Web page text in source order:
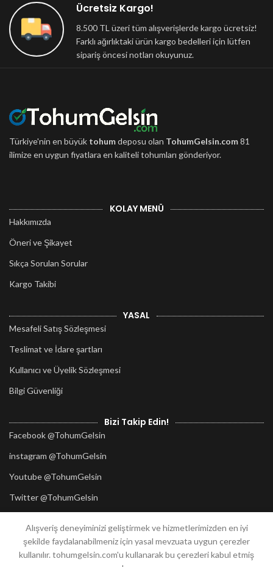
Ücretsiz Kargo!
8.500 TL üzeri tüm alışverişlerde kargo ücretsiz!
Farklı ağırlıktaki ürün kargo bedelleri için lütfen
sipariş öncesi notları okuyunuz.
Türkiye'nin en büyük tohumdeposu olan TohumGelsin.com81
ilimize en uygun fiyatlara en kaliteli tohumları gönderiyor.
KOLAY MENÜ
Hakkımızda
Öneri ve Şikayet
Sıkça Sorulan Sorular
Kargo Takibi
YASAL
Mesafeli Satış Sözleşmesi
Teslimat ve İdare şartları
Kullanıcı ve Üyelik Sözleşmesi
Bilgi Güvenliği
Bizi Takip Edin!
Facebook @TohumGelsin
instagram @TohumGelsin
Youtube @TohumGelsin
Twitter @TohumGelsin
2020TohumGelsin.comher hakkı saklıdır.
Tasarım:Güzellik Atölyesi Mersin
Alışveriş deneyiminizi geliştirmek ve hizmetlerimizden en iyi
şekilde faydalanabilmeniz için yasal mevzuata uygun çerezler
kullanılır. tohumgelsin.com'u kullanarak bu çerezleri kabul etmiş